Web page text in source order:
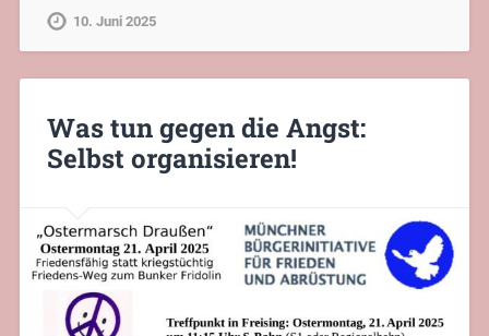
10. Juni 2025
Was tun gegen die Angst:
Selbst organisieren!